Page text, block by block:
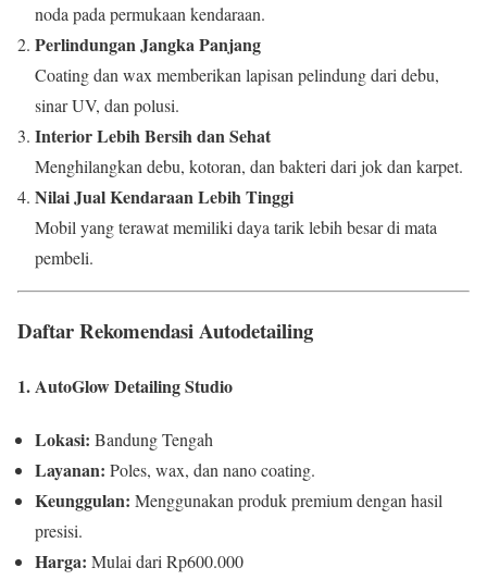
noda pada permukaan kendaraan.
Perlindungan Jangka Panjang
Coating dan wax memberikan lapisan pelindung dari debu,
sinar UV, dan polusi.
Interior Lebih Bersih dan Sehat
Menghilangkan debu, kotoran, dan bakteri dari jok dan karpet.
Nilai Jual Kendaraan Lebih Tinggi
Mobil yang terawat memiliki daya tarik lebih besar di mata
pembeli.
Daftar Rekomendasi Autodetailing
1. AutoGlow Detailing Studio
Lokasi: Bandung Tengah
Layanan: Poles, wax, dan nano coating.
Keunggulan: Menggunakan produk premium dengan hasil
presisi.
Harga: Mulai dari Rp600.000